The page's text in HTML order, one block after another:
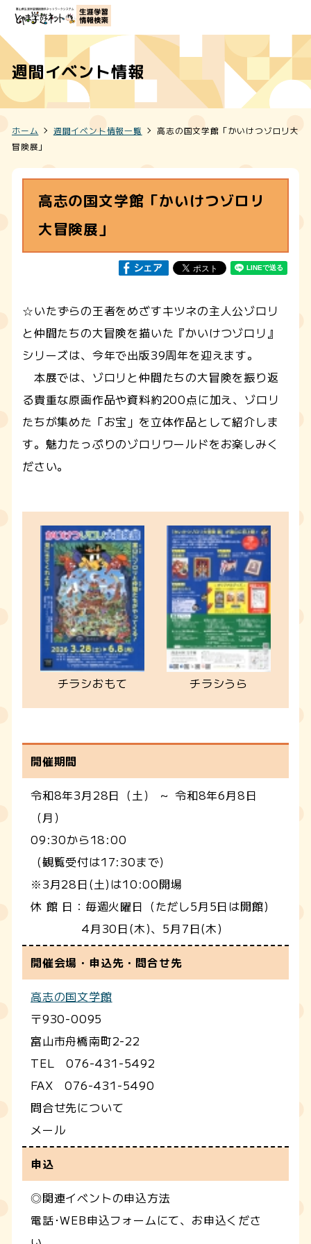
週間イベント情報
ホーム 週間イベント情報一覧
高志の国文学館「かいけつゾロリ大
冒険展」
高志の国文学館「かいけつゾロリ
大冒険展」
☆いたずらの王者をめざすキツネの主人公ゾロリ
と仲間たちの大冒険を描いた『かいけつゾロリ』
シリーズは、今年で出版39周年を迎えます。
本展では、ゾロリと仲間たちの大冒険を振り返
る貴重な原画作品や資料約200点に加え、ゾロリ
たちが集めた「お宝」を立体作品として紹介しま
す。魅力たっぷりのゾロリワールドをお楽しみく
ださい。
チラシおもて チラシうら
開催期間
令和8年3月28日（土） ～ 令和8年6月8日
（月）
09:30から18:00
（観覧受付は17:30まで）
※3月28日(土)は10:00開場
休 館 日：毎週火曜日（ただし5月5日は開館)
4月30日(木)、5月7日(木)
開催会場・申込先・問合せ先
高志の国文学館
〒930-0095
富山市舟橋南町2-22
TEL 076-431-5492
FAX 076-431-5490
問合せ先について
メール
申込
◎関連イベントの申込方法
電話･WEB申込フォームにて、お申込くださ